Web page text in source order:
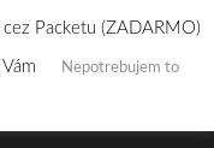
Packetu (ZADARMO)
Nepotrebujem to